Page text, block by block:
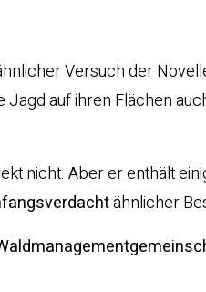
Versuch der
Jagd auf ihren Flächen
nicht. Aber er enthält
ähnlicher